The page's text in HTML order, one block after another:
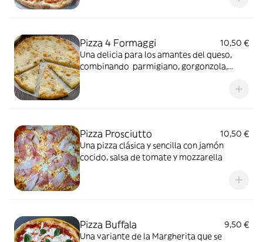
Pizza 4 Formaggi
10,50 €
Una delicia para los amantes del queso,
combinando parmigiano, gorgonzola,
Pizza Prosciutto
10,50 €
Una pizza clásica y sencilla con jamón
cocido, salsa de tomate y mozzarella
Pizza Buffala
9,50 €
Una variante de la Margherita que se